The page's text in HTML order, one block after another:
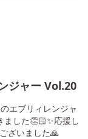
ジャー Vol.20
エブリィレンジャ
した👏🏻✨応援し
ざいました🙏